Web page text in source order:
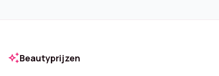
auto_awesomeBeautyprijzen